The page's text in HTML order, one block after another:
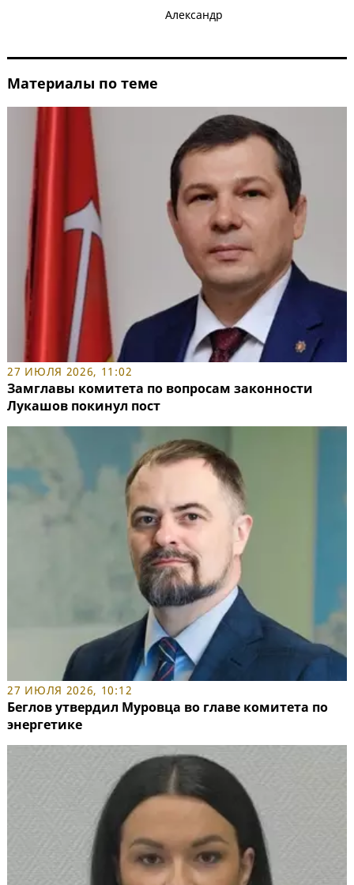
Александр
Материалы по теме
27 ИЮЛЯ 2026, 11:02
Замглавы комитета по вопросам законности
Лукашов покинул пост
27 ИЮЛЯ 2026, 10:12
Беглов утвердил Муровца во главе комитета по
энергетике